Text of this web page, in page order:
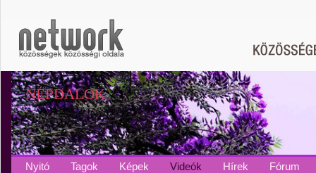
NÉPDALOK
Nyitó Tagok Képek Videók Hírek Fórum